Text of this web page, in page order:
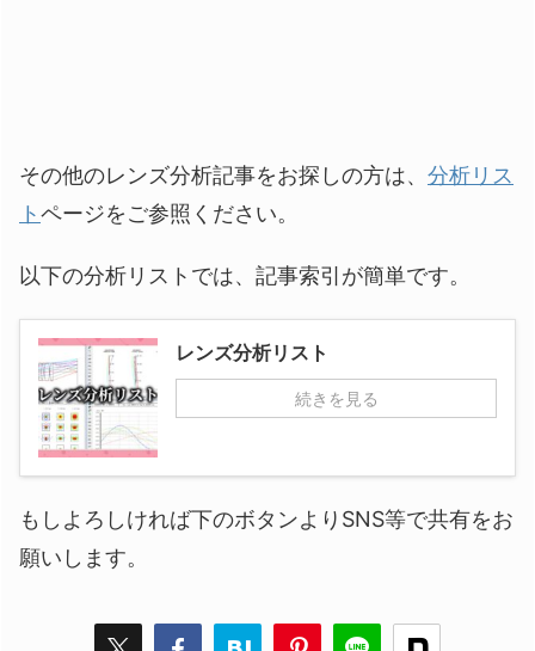
その他のレンズ分析記事をお探しの方は、 分析リス
トページをご参照ください。
以下の分析リストでは、記事索引が簡単です。
レンズ分析リスト
続きを見る
もしよろしければ下のボタンよりSNS等で共有をお
願いします。